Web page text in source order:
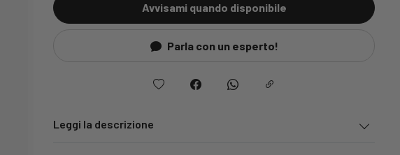
Avvisami quando disponibile
Parla con un esperto!
Leggi la descrizione